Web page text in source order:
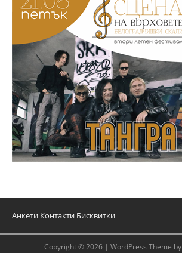
Анкети Контакти Бисквитки
Copyright © 2026 | WordPress Theme by